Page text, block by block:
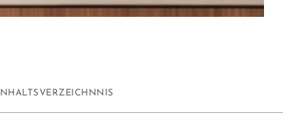
INHALTSVERZEICHNNIS